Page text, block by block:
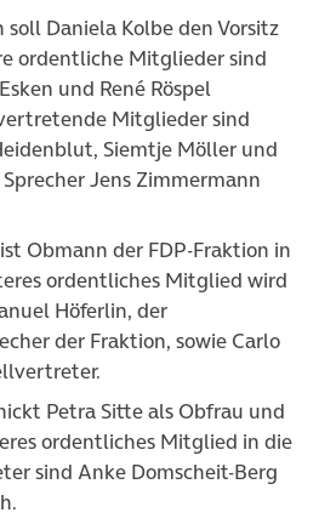
soll Daniela Kolbe den Vorsitz
ordentliche Mitglieder sind
und René Röspel
Mitglieder sind
Siemtje Möller und
Jens Zimmermann
Obmann der FDP-Fraktion in
ordentliches Mitglied wird
Höferlin, der
der Fraktion, sowie Carlo
Petra Sitte als Obfrau und
ordentliches Mitglied in die
sind Anke Domscheit-Berg